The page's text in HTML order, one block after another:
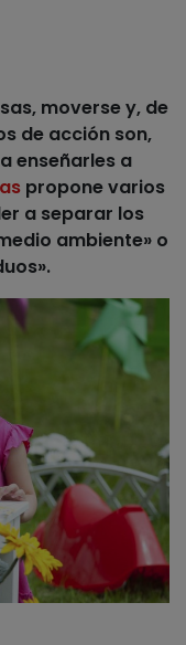
moverse y, de
de acción son,
enseñarles a
propone varios
a separar los
ambiente» o
.